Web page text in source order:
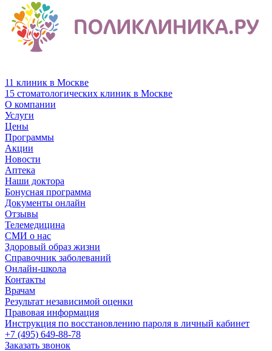
11 клиник в Москве
15 стоматологических клиник в Москве
О компании
Услуги
Цены
Программы
Акции
Новости
Аптека
Наши доктора
Бонусная программа
Документы онлайн
Отзывы
Телемедицина
СМИ о нас
Здоровый образ жизни
Справочник заболеваний
Онлайн-школа
Контакты
Врачам
Результат независимой оценки
Правовая информация
Инструкция по восстановлению пароля в личный кабинет
+7 (495) 649-88-78
Заказать звонок